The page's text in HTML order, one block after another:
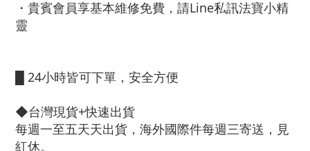
・貴賓會員享基本維修免費，請Line私訊法寶小精
靈
█ 24小時皆可下單，安全方便
◆台灣現貨+快速出貨
每週一至五天天出貨，海外國際件每週三寄送，見
紅休。